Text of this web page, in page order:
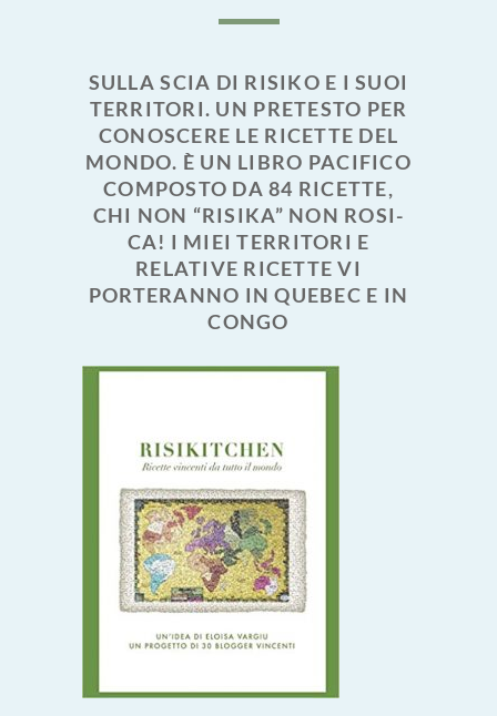
SULLA SCIA DI RISIKO E I SUOI
TERRITORI. UN PRETESTO PER
CONOSCERE LE RICETTE DEL
MONDO. È UN LIBRO PACIFICO
COMPOSTO DA 84 RICETTE,
CHI NON “RISIKA” NON ROSI-
CA! I MIEI TERRITORI E
RELATIVE RICETTE VI
PORTERANNO IN QUEBEC E IN
CONGO